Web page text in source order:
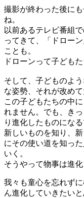
撮影が終わった後に
ね。
以前あるテレビ番組
ってきて、「ドロー
ことも。
ドローンって子ども
そして、子どものよ
な姿勢、それが改め
この子どもたちの中
れません。でも、き
り進化したものになる
新しいものを知り、
にその使い道を知っ
いく。
そうやって物事は進
我々も童心を忘れず
ん進化していきたいと